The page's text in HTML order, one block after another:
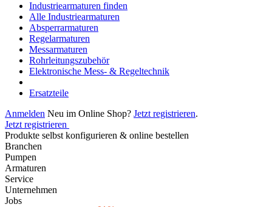
Industriearmaturen finden
Alle Industriearmaturen
Absperrarmaturen
Regelarmaturen
Messarmaturen
Rohrleitungszubehör
Elektronische Mess- & Regeltechnik
Ersatzteile
Anmelden Neu im Online Shop? Jetzt registrieren.
Jetzt registrieren
Produkte selbst konfigurieren & online bestellen
Branchen
Pumpen
Armaturen
Service
Unternehmen
Jobs